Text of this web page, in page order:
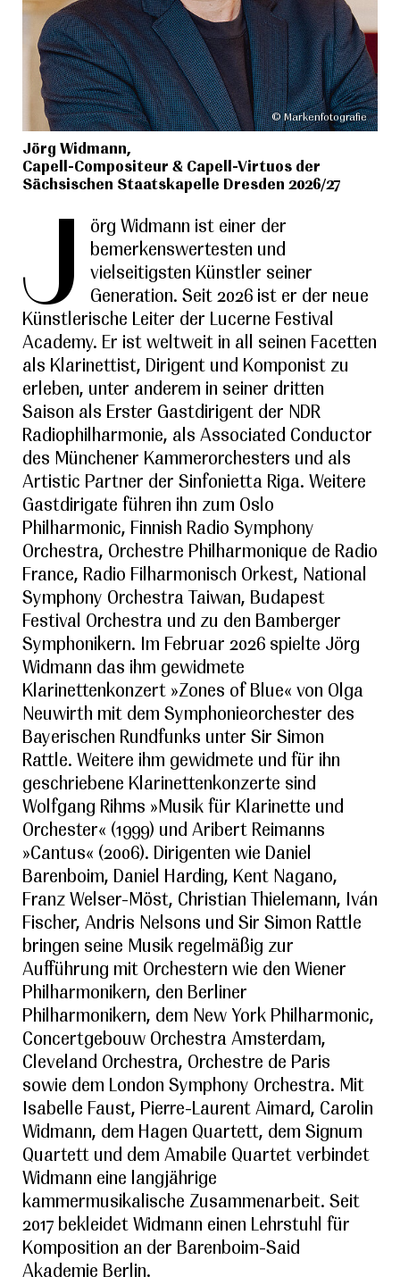
© Markenfotografie
Jörg Widmann,
Capell-Compositeur & Capell-Virtuos der
Sächsischen Staatskapelle Dresden 2026/27
J
örg Widmann ist einer der
bemerkenswertesten und
vielseitigsten Künstler seiner
Generation. Seit 2026 ist er der neue
Künstlerische Leiter der Lucerne Festival
Academy. Er ist weltweit in all seinen Facetten
als Klarinettist, Dirigent und Komponist zu
erleben, unter anderem in seiner dritten
Saison als Erster Gastdirigent der NDR
Radiophilharmonie, als Associated Conductor
des Münchener Kammerorchesters und als
Artistic Partner der Sinfonietta Riga. Weitere
Gastdirigate führen ihn zum Oslo
Philharmonic, Finnish Radio Symphony
Orchestra, Orchestre Philharmonique de Radio
France, Radio Filharmonisch Orkest, National
Symphony Orchestra Taiwan, Budapest
Festival Orchestra und zu den Bamberger
Symphonikern. Im Februar 2026 spielte Jörg
Widmann das ihm gewidmete
Klarinettenkonzert »Zones of Blue« von Olga
Neuwirth mit dem Symphonieorchester des
Bayerischen Rundfunks unter Sir Simon
Rattle. Weitere ihm gewidmete und für ihn
geschriebene Klarinettenkonzerte sind
Wolfgang Rihms »Musik für Klarinette und
Orchester« (1999) und Aribert Reimanns
»Cantus« (2006). Dirigenten wie Daniel
Barenboim, Daniel Harding, Kent Nagano,
Franz Welser-Möst, Christian Thielemann, Iván
Fischer, Andris Nelsons und Sir Simon Rattle
bringen seine Musik regelmäßig zur
Aufführung mit Orchestern wie den Wiener
Philharmonikern, den Berliner
Philharmonikern, dem New York Philharmonic,
Concertgebouw Orchestra Amsterdam,
Cleveland Orchestra, Orchestre de Paris
sowie dem London Symphony Orchestra. Mit
Isabelle Faust, Pierre-Laurent Aimard, Carolin
Widmann, dem Hagen Quartett, dem Signum
Quartett und dem Amabile Quartet verbindet
Widmann eine langjährige
kammermusikalische Zusammenarbeit. Seit
2017 bekleidet Widmann einen Lehrstuhl für
Komposition an der Barenboim-Said
Akademie Berlin.